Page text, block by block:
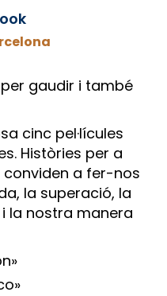
gaudir i també
cinc pel·lícules
Històries per a
a fer-nos
la superació, la
la nostra manera